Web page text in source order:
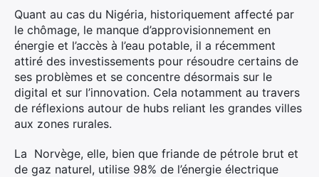
Quant au cas du Nigéria, historiquement affecté par
le chômage, le manque d’approvisionnement en
énergie et l’accès à l’eau potable, il a récemment
attiré des investissements pour résoudre certains de
ses problèmes et se concentre désormais sur le
digital et sur l’innovation. Cela notamment au travers
de réflexions autour de hubs reliant les grandes villes
aux zones rurales.
La Norvège, elle, bien que friande de pétrole brut et
de gaz naturel, utilise 98% de l’énergie électrique